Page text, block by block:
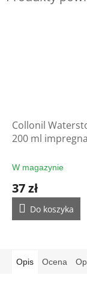
Collonil
200 ml
rękawic
W magazynie
37 zł
Do koszyka
Opis Ocena